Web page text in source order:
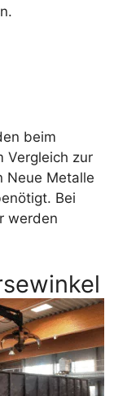
beim
Vergleich zur
Neue Metalle
Bei
werden